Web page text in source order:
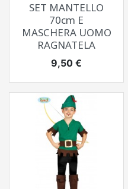
SET MANTELLO
70cm E
MASCHERA UOMO
RAGNATELA
Prezzo
9,50 €